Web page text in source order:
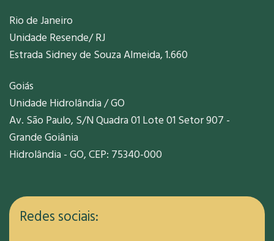
Rio de Janeiro
Unidade Resende/ RJ
Estrada Sidney de Souza Almeida, 1.660
Goiás
Unidade Hidrolândia / GO
Av. São Paulo, S/N Quadra 01 Lote 01 Setor 907 -
Grande Goiânia
Hidrolândia - GO, CEP: 75340-000
Redes sociais: